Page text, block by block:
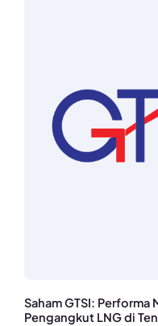
Saham GTSI: Performa
Pengangkut LNG di